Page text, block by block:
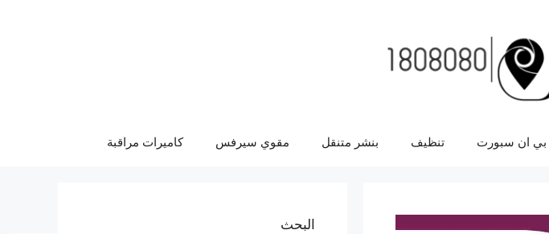
بي ان سبورت تنظيف بنشر متنقل مقوي سيرفس كاميرات مراقبة
البحث